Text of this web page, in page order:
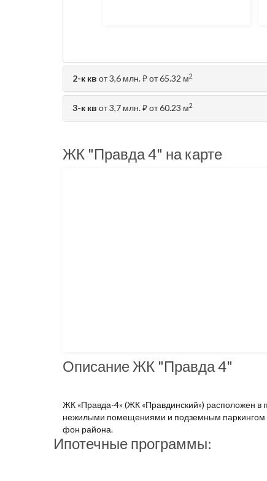
2-к кв от 3,6 млн.⃏от 65.32 м2
3-к кв от 3,7 млн.⃏от 60.23 м2
ЖК "Правда 4" на карте
Описание ЖК "Правда 4"
ЖК «Правда-4» (ЖК «Правдинский») расположен в
нежилыми помещениями и подземным паркингом
фон района.
Ипотечные программы: